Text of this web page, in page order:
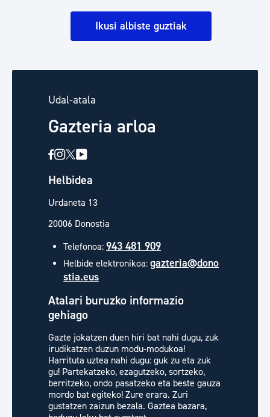
Ikusi albiste guztiak
Udal-atala
Gazteria arloa
Helbidea
Urdaneta 13
20006 Donostia
Telefonoa: 943 481 909
Helbide elektronikoa: gazteria@dono
stia.eus
Atalari buruzko informazio
gehiago
Gazte jokatzen duen hiri bat nahi dugu, zuk
irudikatzen duzun modu-modukoa!
Harrituta uztea nahi dugu: guk zu eta zuk
gu! Partekatzeko, ezagutzeko, sortzeko,
berritzeko, ondo pasatzeko eta beste gauza
mordo bat egiteko! Zure erara. Zuri
gustatzen zaizun bezala. Gaztea bazara,